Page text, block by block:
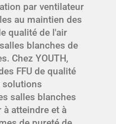
par ventilateur
au maintien des
qualité de l'air
blanches de
Chez YOUTH,
FFU de qualité
solutions
salles blanches
à atteindre et à